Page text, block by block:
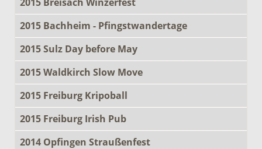
2015 Bachheim - Pfingstwandertage
2015 Sulz Day before May
2015 Waldkirch Slow Move
2015 Freiburg Kripoball
2015 Freiburg Irish Pub
2014 Opfingen Straußenfest